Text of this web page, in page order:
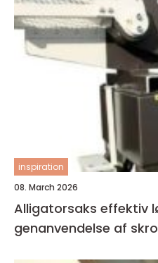
inspiration
08. March 2026
Alligatorsaks effektiv løsning til sortering og
genanvendelse af